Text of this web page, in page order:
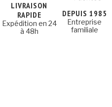
LIVRAISON
RAPIDE
Expédition en 24
à 48h
DEPUIS 1985
Entreprise
familiale